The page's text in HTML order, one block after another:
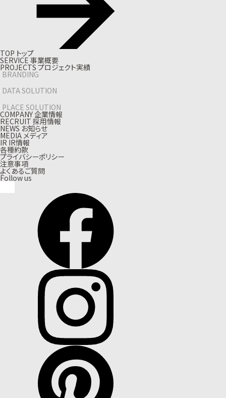
TOP トップ
SERVICE 事業概要
PROJECTS プロジェクト実績
BRANDING
DATA SOLUTION
PLACE SOLUTION
COMPANY企業情報
RECRUIT 採用情報
NEWS お知らせ
MEDIA メディア
IR IR情報
各種約款
プライバシーポリシー
注意事項
よくあるご質問
Follow us